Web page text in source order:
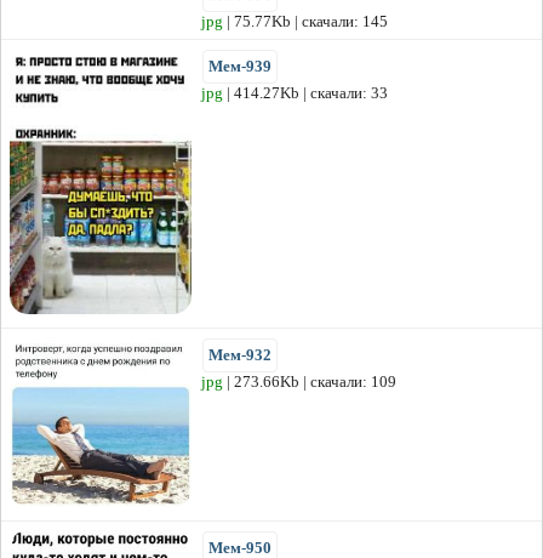
jpg | 75.77Kb | скачали: 145
Мем-939
jpg | 414.27Kb | скачали: 33
Мем-932
jpg | 273.66Kb | скачали: 109
Мем-950